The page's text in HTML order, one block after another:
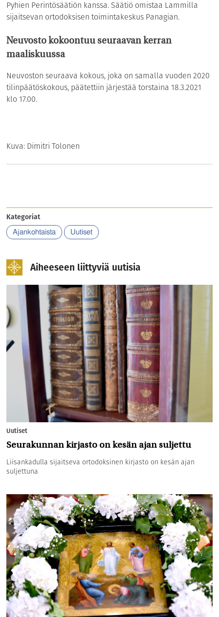
Pyhien Perintösäätiön kanssa. Säätiö omistaa Lammilla
sijaitsevan ortodoksisen toimintakeskus Panagian.
Neuvosto kokoontuu seuraavan kerran
maaliskuussa
Neuvoston seuraava kokous, joka on samalla vuoden 2020
tilinpäätöskokous, päätettiin järjestää torstaina 18.3.2021
klo 17.00.
Kuva: Dimitri Tolonen
Kategoriat
Ajankohtaista Uutiset
Aiheeseen liittyviä uutisia
Uutiset
Seurakunnan kirjasto on kesän ajan suljettu
Liisankadulla sijaitseva ortodoksinen kirjasto on kesän ajan
suljettuna